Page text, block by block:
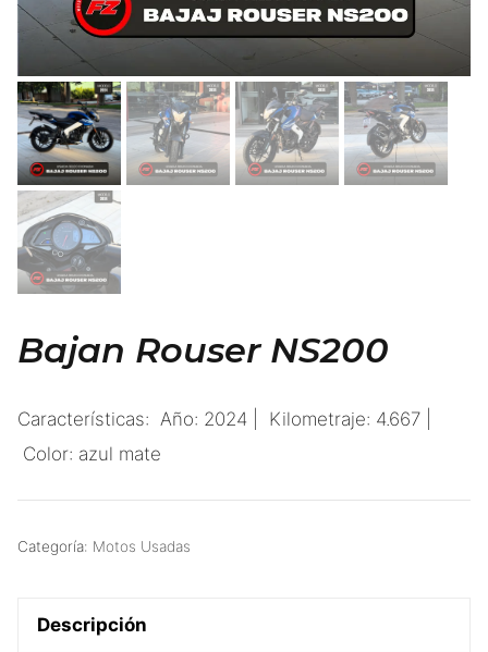
Bajan Rouser NS200
Características: Año: 2024 | Kilometraje: 4.667 |
Color: azul mate
Categoría: Motos Usadas
Descripción